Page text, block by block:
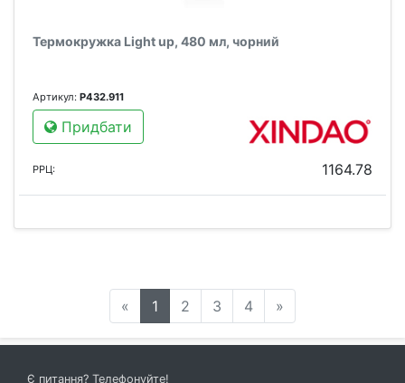
Термокружка Light up, 480 мл, чорний
Артикул: P432.911
Придбати
РРЦ: 1164.78
« 1 2 3 4 »
Є питання? Телефонуйте!